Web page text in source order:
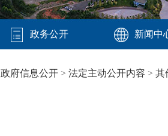
政务公开 新闻中
政府信息公开 > 法定主动公开内容 > 其